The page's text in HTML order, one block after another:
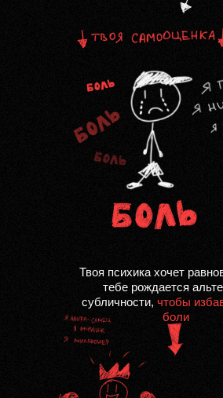
Твоя психикa хочет
тебе рождaется
субличности, чтобы
боли